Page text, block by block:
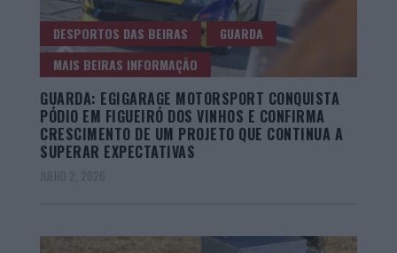
DESPORTOS DAS BEIRAS
GUARDA
MAIS BEIRAS INFORMAÇÃO
GUARDA: EGIGARAGE MOTORSPORT CONQUISTA
PÓDIO EM FIGUEIRÓ DOS VINHOS E CONFIRMA
CRESCIMENTO DE UM PROJETO QUE CONTINUA A
SUPERAR EXPECTATIVAS